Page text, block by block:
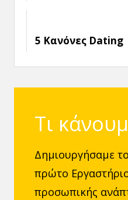
5 Κανόνες Dating
Μαμάδες
Τι
Δημιουργήσαμε το
πρώτο
προσωπικής